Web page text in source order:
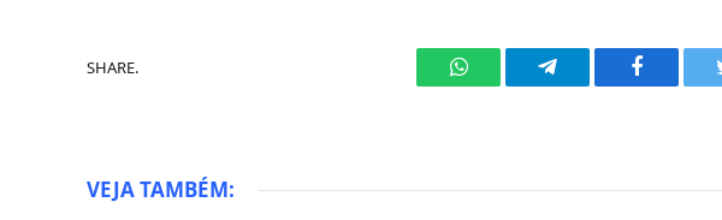
SHARE.
WhatsAppTelegram Facebook
VEJA TAMBÉM: